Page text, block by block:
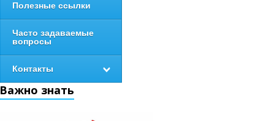
Полезные ссылки
Часто задаваемые
вопросы
Контакты
Важно знать